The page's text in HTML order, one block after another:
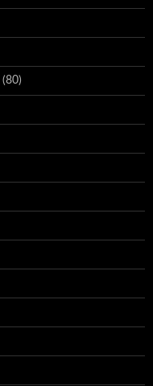
(80)